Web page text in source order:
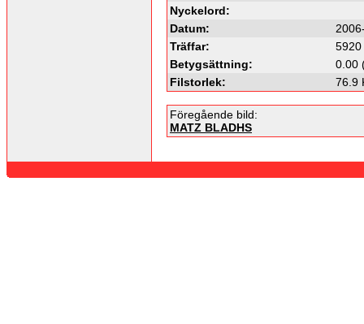
Nyckelord:
Datum:
Träffar:
5920
Betygsättning:
0.00
Filstorlek:
76.9
Föregående bild:
MATZ BLADHS